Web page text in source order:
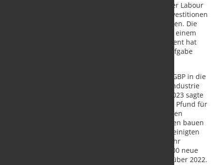
In Großbritannien folgten auf den Erdrutschsieg der Labour
Party die Zusagen von Wohnungsbauzielen und Investitionen
in die Stahlindustrie und die Häfen, die sie versorgen. Die
vorgezogenen Neuwahlen in Frankreich führten zu einem
ganz anderen Ergebnis. Ein festgefahrenes Parlament hat
Präsident Emmanuel Macron vor die schwierige Aufgabe
Die neue britische Regierung beabsichtigt, 3 Mrd. GBP in die
Modernisierung und den Wiederaufbau der Stahlindustrie
des Landes zu investieren. In ihrem Manifest für 2023 sagte
die Labour Party außerdem, dass sie 1,8 Milliarden Pfund für
die alternde Hafeninfrastruktur ausgeben und in den
nächsten fünf Jahren 1,5 Millionen neue Wohnungen bauen
will. Die vorherige, konservative Regierung des Vereinigten
Königreichs hatte 300.000 neue Wohnungen pro Jahr
angestrebt. Im Jahr 2023 wurden jedoch nur 231.100 neue
Wohnungen gebaut – ein Rückgang von 9 % gegenüber 2022.